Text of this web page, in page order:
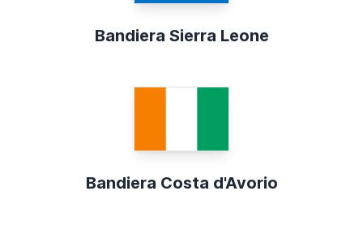
Bandiera Sierra Leone
Bandiera Costa d'Avorio